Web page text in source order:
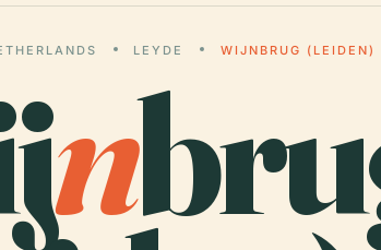
LEYDE WIJNBRUG (LEIDEN)
n